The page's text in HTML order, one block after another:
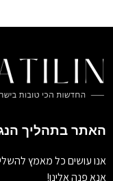
האתר בתהליך
אנו עושים כל מאמץ
אנא פנה אלינו!